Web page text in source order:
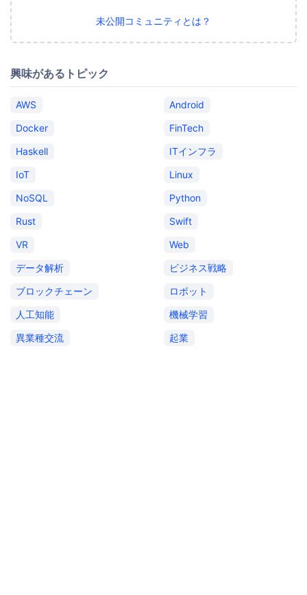
未公開コミュニティとは？
興味があるトピック
AWS
Android
Docker
FinTech
Haskell
ITインフラ
IoT
Linux
NoSQL
Python
Rust
Swift
VR
Web
データ解析
ビジネス戦略
ブロックチェーン
ロボット
人工知能
機械学習
異業種交流
起業